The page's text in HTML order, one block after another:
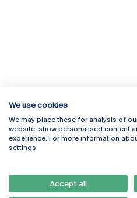
Rua Diogo Botelho 1327
4169-005 Porto
+351 226 196 240
We use cookies
We may place these for analysis of
website, show personalised content
experience. For more information
settings.
Accept all